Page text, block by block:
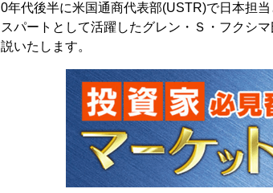
0年代後半に米国通商代表部(USTR)で日本担
スパートとして活躍したグレン・Ｓ・フクシ
説いたします。